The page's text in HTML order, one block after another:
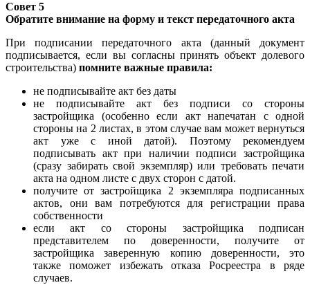
Совет 5
Обратите внимание на форму и текст передаточного акта
При подписании передаточного акта (данный документ
подписывается, если вы согласны принять объект долевого
строительства) помните важные правила:
не подписывайте акт без даты
не подписывайте акт без подписи со стороны
застройщика (особенно если акт напечатан с одной
стороны на 2 листах, в этом случае вам может вернуться
акт уже с иной датой). Поэтому рекомендуем
подписывать акт при наличии подписи застройщика
(сразу забирать свой экземпляр) или требовать печати
акта на одном листе с двух сторон с датой.
получите от застройщика 2 экземпляра подписанных
актов, они вам потребуются для регистрации права
собственности
если акт со стороны застройщика подписан
представителем по доверенности, получите от
застройщика заверенную копию доверенности, это
также поможет избежать отказа Росреестра в ряде
случаев.